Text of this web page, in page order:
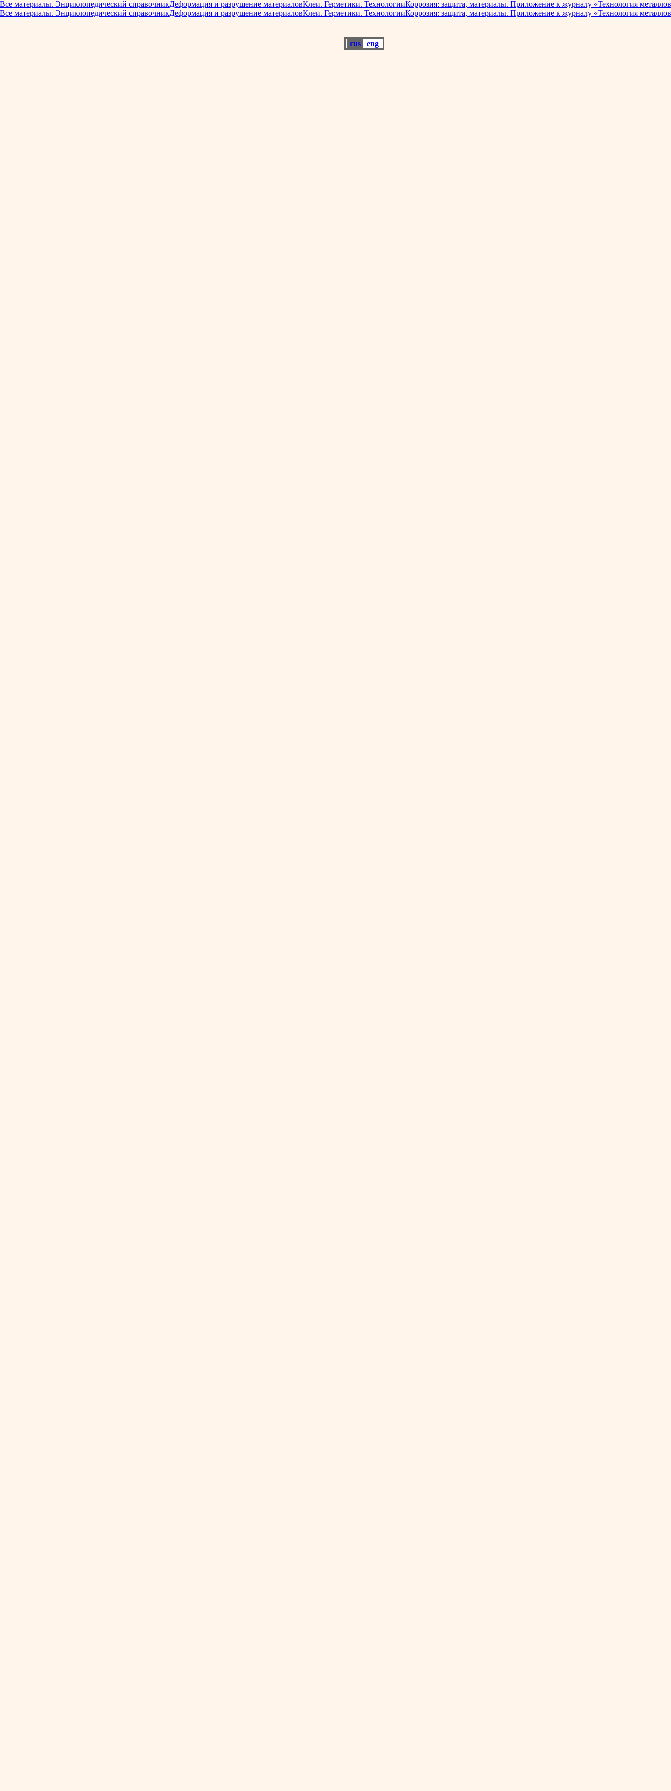
Все материалы. Энциклопедический справочникДеформация и разрушение материаловКлеи. Герметики. ТехнологииКоррозия: защита, материалы. Приложение к журналу «Технология
Все материалы. Энциклопедический справочникДеформация и разрушение материаловКлеи. Герметики. ТехнологииКоррозия: защита, материалы. Приложение к журналу «Технология
rus eng